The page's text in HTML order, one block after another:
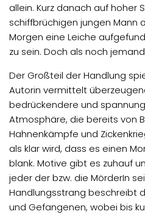
allein. Kurz danach auf hoher
schiffbrüchigen jungen Mann
Morgen eine Leiche
zu sein. Doch als noch
Der Großteil der Handlung
Autorin vermittelt
bedrückendere und
Atmosphäre, die bereits von
Hahnenkämpfe und
als klar wird, dass es einen
blank. Motive gibt es zuhauf
jeder der bzw. die MörderIn
Handlungsstrang beschreibt
und Gefangenen, wobei bis